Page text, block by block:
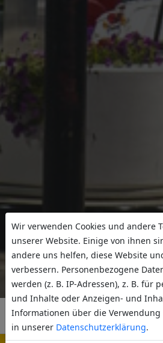
Wir verwenden Cookies und andere
unserer Website. Einige von ihnen
andere uns helfen, diese Website
verbessern. Personenbezogene
werden (z. B. IP-Adressen), z. B. für
und Inhalte oder Anzeigen- und
Informationen über die
in unserer Datenschutzerklärung.